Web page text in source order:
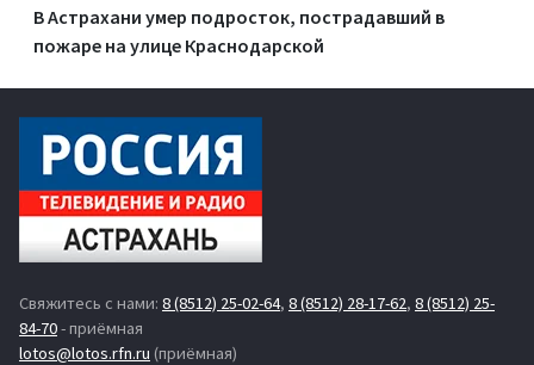
В Астрахани умер подросток, пострадавший в
пожаре на улице Краснодарской
Свяжитесь с нами: 8 (8512) 25-02-64, 8 (8512) 28-17-62, 8 (8512) 25-
84-70- приёмная
lotos@lotos.rfn.ru (приёмная)